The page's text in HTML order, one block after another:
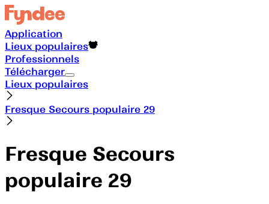
Application
Lieux populaires
Professionnels
Télécharger
Lieux populaires
Fresque Secours populaire 29
Fresque Secours
populaire 29